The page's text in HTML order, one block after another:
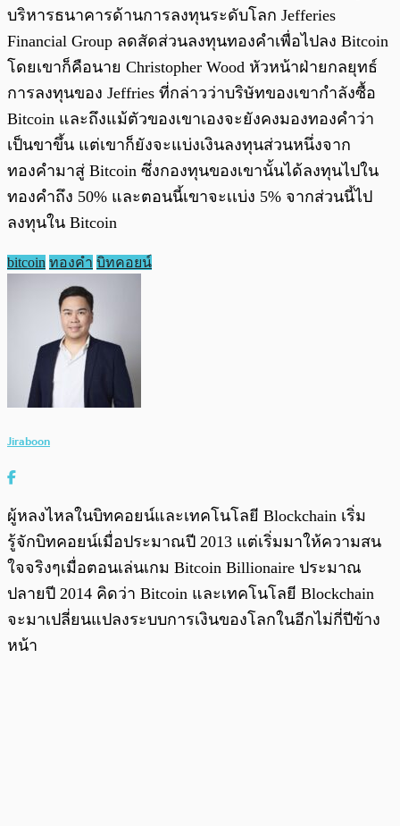
บริหารธนาคารด้านการลงทุนระดับโลก Jefferies
Financial Group ลดสัดส่วนลงทุนทองคำเพื่อไปลง Bitcoin
โดยเขาก็คือนาย Christopher Wood หัวหน้าฝ่ายกลยุทธ์
การลงทุนของ Jeffries ที่กล่าวว่าบริษัทของเขากำลังซื้อ
Bitcoin และถึงแม้ตัวของเขาเองจะยังคงมองทองคำว่า
เป็นขาขึ้น แต่เขาก็ยังจะแบ่งเงินลงทุนส่วนหนึ่งจาก
ทองคำมาสู่ Bitcoin ซึ่งกองทุนของเขานั้นได้ลงทุนไปใน
ทองคำถึง 50% และตอนนี้เขาจะเเบ่ง 5% จากส่วนนี้ไป
ลงทุนใน Bitcoin
bitcoin ทองคำ บิทคอยน์
Jiraboon
ผู้หลงไหลในบิทคอยน์และเทคโนโลยี Blockchain เริ่ม
รู้จักบิทคอยน์เมื่อประมาณปี 2013 แต่เริ่มมาให้ความสน
ใจจริงๆเมื่อตอนเล่นเกม Bitcoin Billionaire ประมาณ
ปลายปี 2014 คิดว่า Bitcoin และเทคโนโลยี Blockchain
จะมาเปลี่ยนแปลงระบบการเงินของโลกในอีกไม่กี่ปีข้าง
หน้า